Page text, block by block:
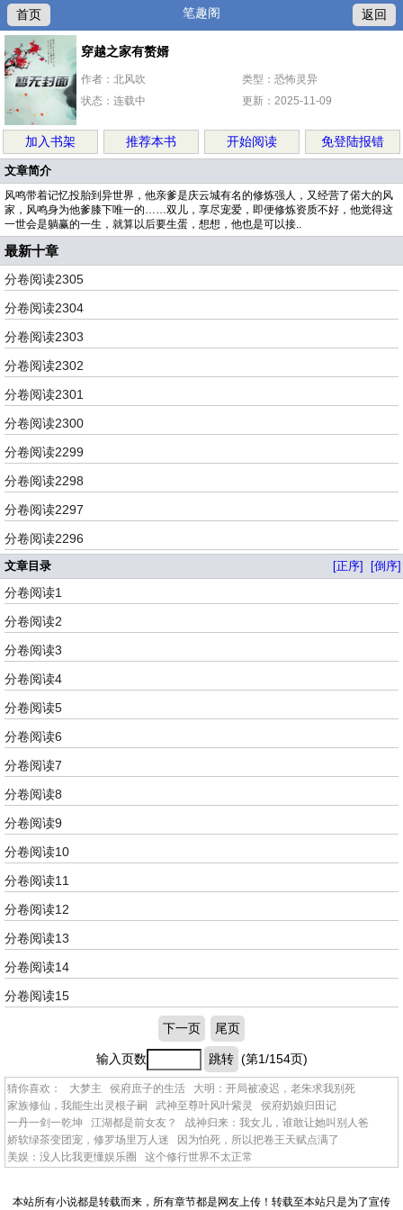
首页 笔趣阁 返回
穿越之家有赘婿
作者：北风吹
类型：恐怖灵异
状态：连载中
更新：2025-11-09
加入书架 推荐本书 开始阅读 免登陆报错
文章简介
风鸣带着记忆投胎到异世界，他亲爹是庆云城有名的修炼强人，又经营了偌大的风
家，风鸣身为他爹膝下唯一的……双儿，享尽宠爱，即便修炼资质不好，他觉得这
一世会是躺赢的一生，就算以后要生蛋，想想，他也是可以接..
最新十章
分卷阅读2305
分卷阅读2304
分卷阅读2303
分卷阅读2302
分卷阅读2301
分卷阅读2300
分卷阅读2299
分卷阅读2298
分卷阅读2297
分卷阅读2296
文章目录 [正序] [倒序]
分卷阅读1
分卷阅读2
分卷阅读3
分卷阅读4
分卷阅读5
分卷阅读6
分卷阅读7
分卷阅读8
分卷阅读9
分卷阅读10
分卷阅读11
分卷阅读12
分卷阅读13
分卷阅读14
分卷阅读15
下一页 尾页
输入页数 跳转 (第1/154页)
猜你喜欢： 大梦主 侯府庶子的生活
大明：开局被凌迟，老朱求我别死
家族修仙，我能生出灵根子嗣
武神至尊叶风叶紫灵
侯府奶娘归田记
一丹一剑一乾坤
江湖都是前女友？
战神归来：我女儿，谁敢让她叫别人爸
娇软绿茶变团宠，修罗场里万人迷
因为怕死，所以把卷王天赋点满了
美娱：没人比我更懂娱乐圈
这个修行世界不太正常
本站所有小说都是转载而来，所有章节都是网友上传！转载至本站只是为了宣传